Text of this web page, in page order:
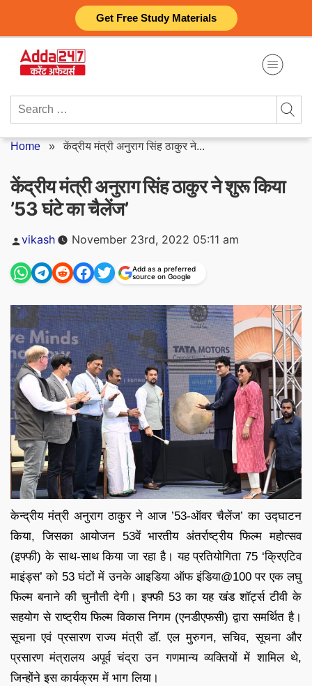
Get Free Study Materials
content
Search
Home »केंद्रीय मंत्री अनुराग सिंह ठाकुर ने...
केंद्रीय मंत्री अनुराग सिंह ठाकुर ने शुरू किया
’53 घंटे का चैलेंज’
Posted
vikash November 23rd, 2022 05:11 am
Add as a preferred
source on Google
केन्‍द्रीय मंत्री अनुराग ठाकुर ने आज ’53-ऑवर चैलेंज’ का उद्घाटन
किया, जिसका आयोजन 53वें भारतीय अंतर्राष्ट्रीय फिल्म महोत्सव
(इफ्फी) के साथ-साथ किया जा रहा है। यह प्रतियोगिता 75 ‘क्रिएटिव
माइंड्स’ को 53 घंटों में उनके आइडिया ऑफ इंडिया@100 पर एक लघु
फिल्म बनाने की चुनौती देगी। इफ्फी 53 का यह खंड शॉर्ट्स टीवी के
सहयोग से राष्ट्रीय फिल्म विकास निगम (एनडीएफसी) द्वारा स‍मर्थित है।
सूचना एवं प्रसारण राज्य मंत्री डॉ. एल मुरुगन, सचिव, सूचना और
प्रसारण मंत्रालय अपूर्व चंद्रा उन गणमान्य व्यक्तियों में शामिल थे,
जिन्होंने इस कार्यक्रम में भाग लिया।